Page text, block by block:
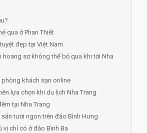
qua ở Phan Thiết
đẹp tại Việt Nam
hoang sơ không thể bỏ qua khi tới Nha
khách sạn online
lựa chọn khi du lịch Nha Trang
tại Nha Trang
tươi ngon trên đảo Bình Hưng
vị chỉ có ở đảo Bình Ba